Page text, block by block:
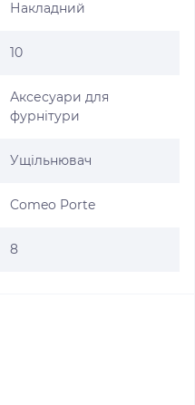
Накладний
10
Аксесуари для
фурнітури
Ущільнювач
Comeo Porte
8